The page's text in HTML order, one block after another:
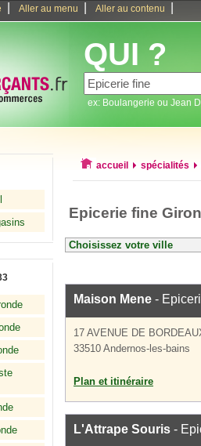
Aller au menu Aller au contenu
QUI ?
ex: Boulangerie ou Jean
accueil spécialités
Epicerie fine
Maison Mene -
17 AVENUE DE
33510 Andernos-les-bains
Plan et itinéraire
L'Attrape Souris -